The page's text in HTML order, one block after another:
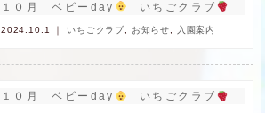
１０月 ベビーday いちごクラブ
2024.10.1 ｜ いちごクラブ お知らせ 入園案内
１０月 ベビーday いちごクラブ